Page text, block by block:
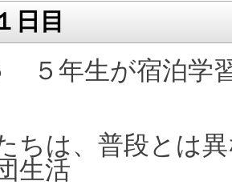
日目
５年生が宿泊学
ちは、普段とは
生活